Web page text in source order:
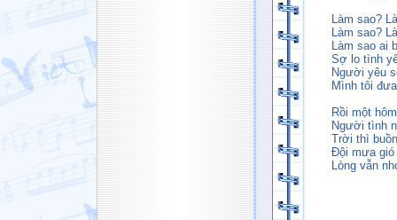
Làm sao?
Làm sao?
Làm sao ai
Sợ lo tình
Người yêu
Mình tôi
Rồi một
Người tình
Trời thì
Đội mưa
Lòng vẫn